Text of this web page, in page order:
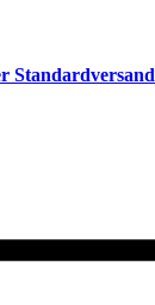
Standardversand